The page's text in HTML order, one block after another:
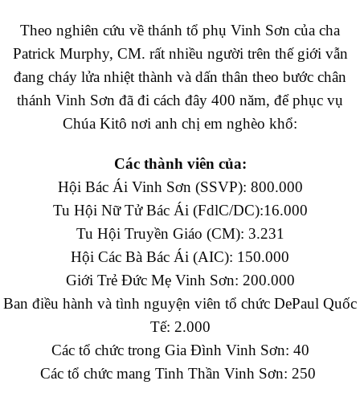
Theo nghiên cứu về thánh tổ phụ Vinh Sơn của cha
Patrick Murphy, CM. rất nhiều người trên thế giới vẫn
đang cháy lửa nhiệt thành và dấn thân theo bước chân
thánh Vinh Sơn đã đi cách đây 400 năm, để phục vụ
Chúa Kitô nơi anh chị em nghèo khổ:
Các thành viên của:
Hội Bác Ái Vinh Sơn (SSVP): 800.000
Tu Hội Nữ Tử Bác Ái (FdlC/DC):16.000
Tu Hội Truyền Giáo (CM): 3.231
Hội Các Bà Bác Ái (AIC): 150.000
Giới Trẻ Đức Mẹ Vinh Sơn: 200.000
Ban điều hành và tình nguyện viên tổ chức DePaul Quốc
Tế: 2.000
Các tổ chức trong Gia Đình Vinh Sơn: 40
Các tổ chức mang Tinh Thần Vinh Sơn: 250